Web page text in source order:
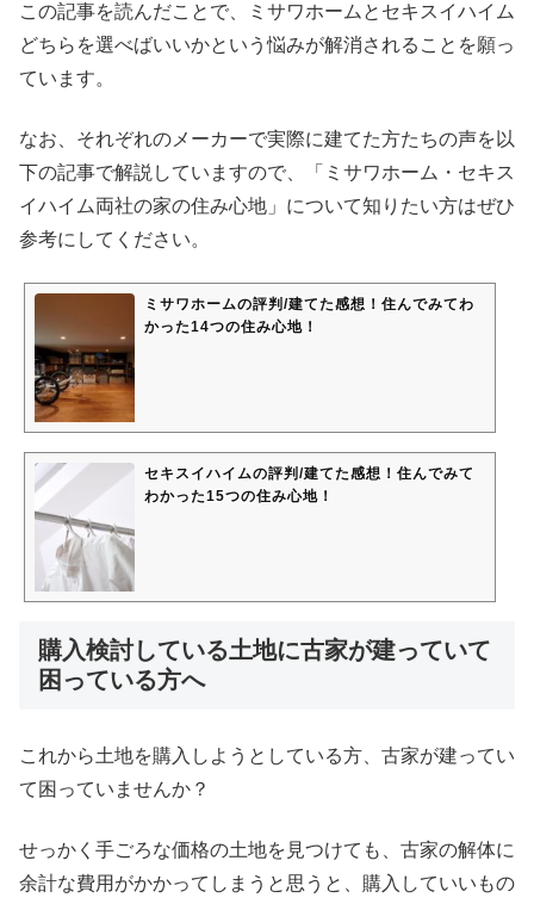
この記事を読んだことで、ミサワホームとセキスイハイム
どちらを選べばいいかという悩みが解消されることを願っ
ています。
なお、それぞれのメーカーで実際に建てた方たちの声を以
下の記事で解説していますので、「ミサワホーム・セキス
イハイム両社の家の住み心地」について知りたい方はぜひ
参考にしてください。
ミサワホームの評判/建てた感想！住んでみてわ
かった14つの住み心地！
セキスイハイムの評判/建てた感想！住んでみて
わかった15つの住み心地！
購入検討している土地に古家が建っていて
困っている方へ
これから土地を購入しようとしている方、古家が建ってい
て困っていませんか？
せっかく手ごろな価格の土地を見つけても、古家の解体に
余計な費用がかかってしまうと思うと、購入していいもの